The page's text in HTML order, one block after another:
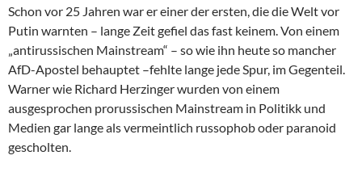
Schon vor 25 Jahren war er einer der ersten, die die Welt vor
Putin warnten – lange Zeit gefiel das fast keinem. Von einem
„antirussischen Mainstream“ – so wie ihn heute so mancher
AfD-Apostel behauptet –fehlte lange jede Spur, im Gegenteil.
Warner wie Richard Herzinger wurden von einem
ausgesprochen prorussischen Mainstream in Politikk und
Medien gar lange als vermeintlich russophob oder paranoid
gescholten.